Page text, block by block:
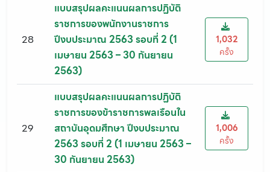
28
แบบสรุปผลคะแนนผลการปฏิบัติ
ราชการของพนักงานราชการ
ปีงบประมาณ 2563 รอบที่ 2 (1
เมษายน 2563 – 30 กันยายน
2563)
1,032
ครั้ง
29
แบบสรุปผลคะแนนผลการปฏิบัติ
ราชการของข้าราชการพลเรือนใน
สถาบันอุดมศึกษา ปีงบประมาณ
2563 รอบที่ 2 (1 เมษายน 2563 –
30 กันยายน 2563)
1,006
ครั้ง